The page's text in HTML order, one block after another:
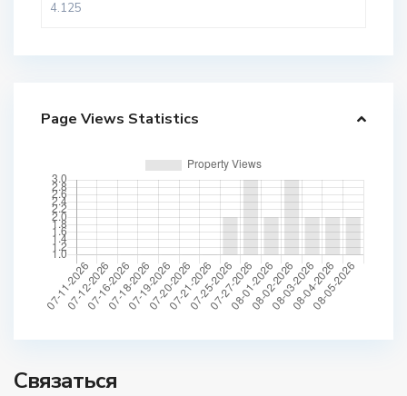
Page Views Statistics
Связаться